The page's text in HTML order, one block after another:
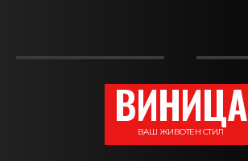
ВИНИЦА
ВАШ ЖИВОТЕН СТИЛ